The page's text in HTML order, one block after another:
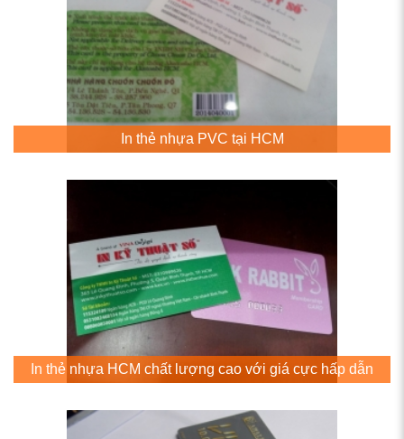
In thẻ nhựa PVC tại HCM
In thẻ nhựa HCM chất lượng cao với giá cực hấp dẫn